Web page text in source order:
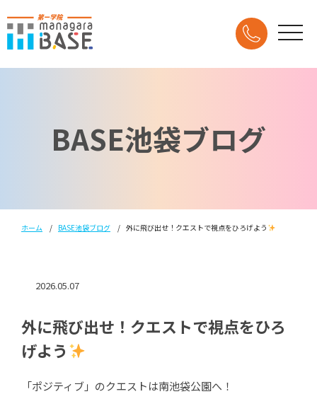
BASE池袋ブログ
ホーム BASE池袋ブログ 外に飛び出せ！クエストで視点をひろげよう
2026.05.07
外に飛び出せ！クエストで視点をひろ
げよう
「ポジティブ」のクエストは南池袋公園へ！